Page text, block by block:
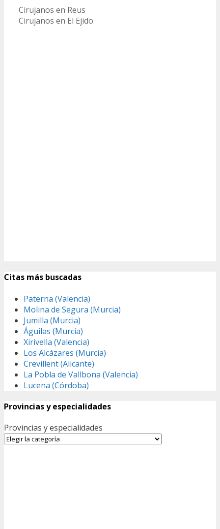
Cirujanos en Reus
Cirujanos en El Ejido
Citas más buscadas
Paterna (Valencia)
Molina de Segura (Murcia)
Jumilla (Murcia)
Águilas (Murcia)
Xirivella (Valencia)
Los Alcázares (Murcia)
Crevillent (Alicante)
La Pobla de Vallbona (Valencia)
Lucena (Córdoba)
Provincias y especialidades
Provincias y especialidades